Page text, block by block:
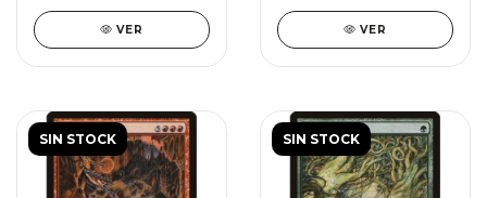
VER VER
SIN STOCK SIN STOCK